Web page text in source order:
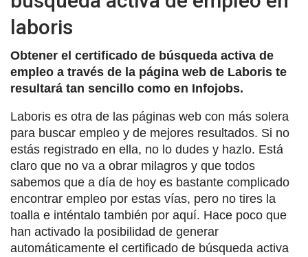
laboris
Obtener el certificado de búsqueda activa de
empleo a través de la página web de Laboris te
resultará tan sencillo como en Infojobs.
Laboris es otra de las páginas web con más solera
para buscar empleo y de mejores resultados. Si no
estás registrado en ella, no lo dudes y hazlo. Está
claro que no va a obrar milagros y que todos
sabemos que a día de hoy es bastante complicado
encontrar empleo por estas vías, pero no tires la
toalla e inténtalo también por aquí. Hace poco que
han activado la posibilidad de generar
automáticamente el certificado de búsqueda activa